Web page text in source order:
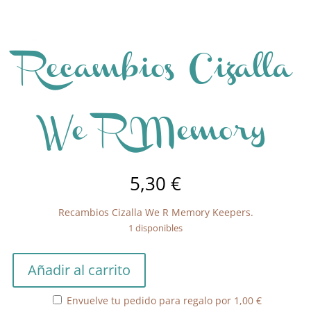
Recambios Cizalla
We R Memory
5,30 €
Recambios Cizalla We R Memory Keepers.
1 disponibles
Cizalla
We
Añadir al carrito
Envuelve tu pedido para regalo por 1,00 €